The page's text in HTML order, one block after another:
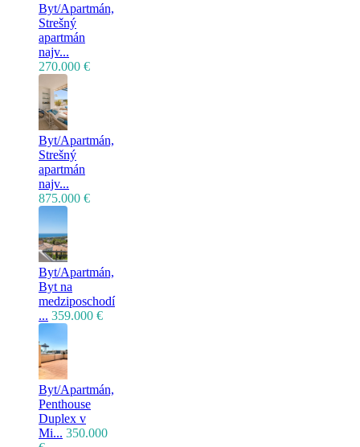
Byt/Apartmán,
Strešný
apartmán
najv...
270.000 €
Byt/Apartmán,
Strešný
apartmán
najv...
875.000 €
Byt/Apartmán,
Byt na
medziposchodí
... 359.000 €
Byt/Apartmán,
Penthouse
Duplex v
Mi... 350.000